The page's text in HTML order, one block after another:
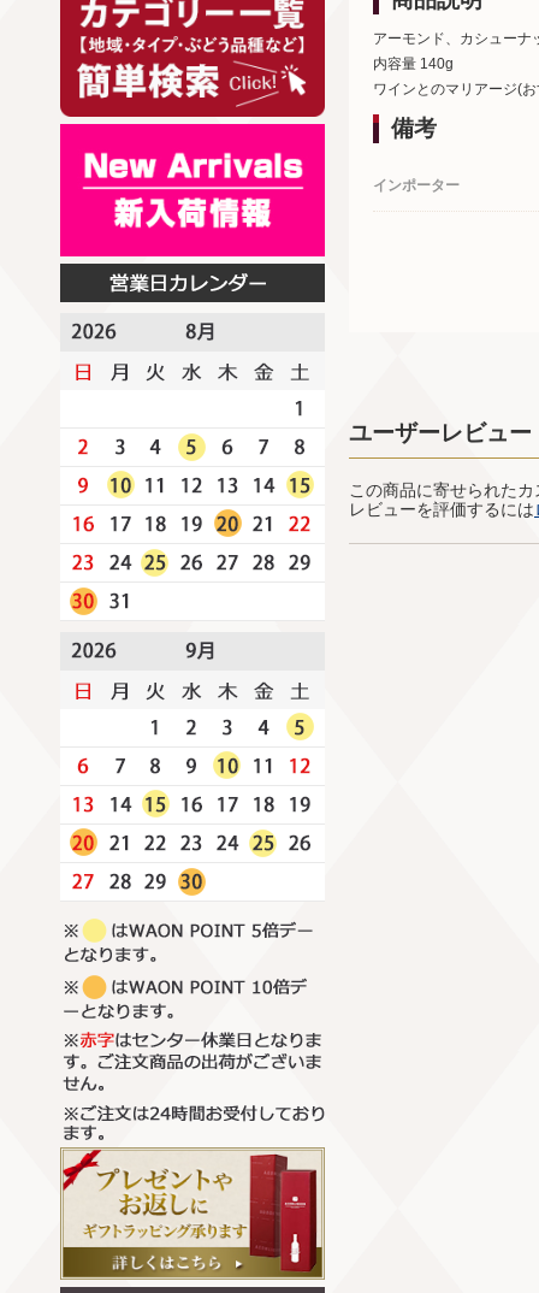
アーモンド、カシューナ
内容量 140g
ワインとのマリアージ(
備考
インポーター
ユーザーレビュー
この商品に寄せられた
レビューを評価するには